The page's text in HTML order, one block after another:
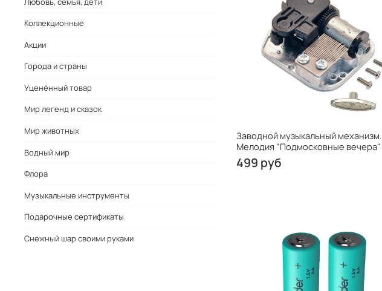
Заводной музыкальный механизм.
Мелодия "Подмосковные вечера"
499 руб
Коллекционные
Акции
Города и страны
Уценённый товар
Мир легенд и сказок
Мир животных
Водный мир
Флора
Музыкальные инструменты
Подарочные сертификаты
Снежный шар своими руками